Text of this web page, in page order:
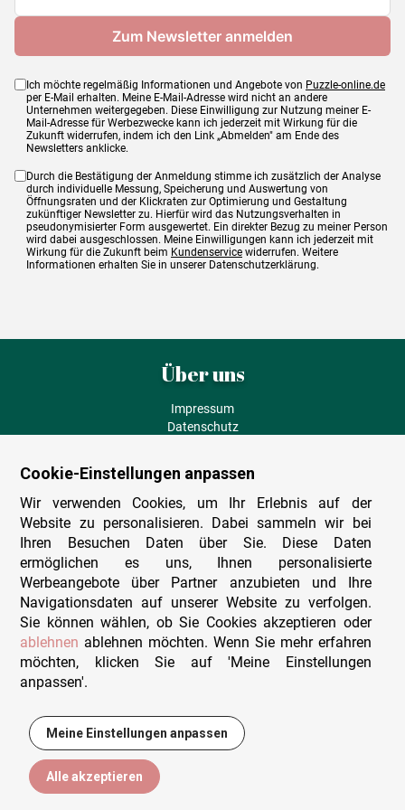
3,00 €
Ich möchte regelmäßig Informationen und Angebote von Puzzle-online.de
per E-Mail erhalten. Meine E-Mail-Adresse wird nicht an andere
Unternehmen weitergegeben. Diese Einwilligung zur Nutzung meiner E-
Mail-Adresse für Werbezwecke kann ich jederzeit mit Wirkung für die
Zukunft widerrufen, indem ich den Link „Abmelden" am Ende des
Newsletters anklicke.
Durch die Bestätigung der Anmeldung stimme ich zusätzlich der Analyse
durch individuelle Messung, Speicherung und Auswertung von
Öffnungsraten und der Klickraten zur Optimierung und Gestaltung
zukünftiger Newsletter zu. Hierfür wird das Nutzungsverhalten in
pseudonymisierter Form ausgewertet. Ein direkter Bezug zu meiner Person
wird dabei ausgeschlossen. Meine Einwilligungen kann ich jederzeit mit
Wirkung für die Zukunft beim Kundenservice widerrufen. Weitere
Informationen erhalten Sie in unserer Datenschutzerklärung.
Über uns
Impressum
Datenschutz
Versand und Lieferung
Zahlungsarten
Herstellungsland
Widerruf
Sitemap
Beratung & Support
Wir sind persönlich erreichbar
+49 (0)341 4912 210
Kontakt-Formular
© Puzzlewelt Leipzig GmbH - Alle Rechte vorbehalten
Cookie-Einstellungen anpassen
Wir verwenden Cookies, um Ihr Erlebnis auf der
Website zu personalisieren. Dabei sammeln wir bei
Ihren Besuchen Daten über Sie. Diese Daten
ermöglichen es uns, Ihnen personalisierte
Werbeangebote über Partner anzubieten und Ihre
Navigationsdaten auf unserer Website zu verfolgen.
Sie können wählen, ob Sie Cookies akzeptieren oder
ablehnen ablehnen möchten. Wenn Sie mehr erfahren
möchten, klicken Sie auf 'Meine Einstellungen
anpassen'.
Meine Einstellungen anpassen
Alle akzeptieren